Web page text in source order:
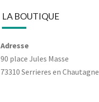
LA BOUTIQUE
Adresse
90 place Jules Masse
73310 Serrieres en Chautagne